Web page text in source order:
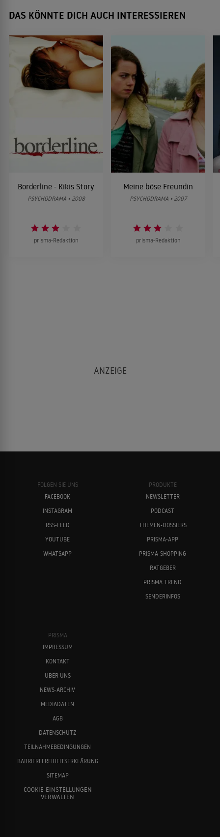
DAS KÖNNTE DICH AUCH INTERESSIEREN
Borderline - Kikis Story
PSYCHODRAMA • 2008
prisma-Redaktion
Meine böse Freundin
PSYCHODRAMA • 2007
prisma-Redaktion
FOLGEN SIE UNS
FACEBOOK
INSTAGRAM
RSS-FEED
YOUTUBE
WHATSAPP
PRODUKTE
NEWSLETTER
PODCAST
THEMEN-DOSSIERS
PRISMA-APP
PRISMA-SHOPPING
RATGEBER
PRISMA TREND
SENDERINFOS
PRISMA
IMPRESSUM
KONTAKT
ÜBER UNS
NEWS-ARCHIV
MEDIADATEN
AGB
DATENSCHUTZ
TEILNAHMEBEDINGUNGEN
BARRIEREFREIHEITSERKLÄRUNG
SITEMAP
COOKIE-EINSTELLUNGEN
VERWALTEN